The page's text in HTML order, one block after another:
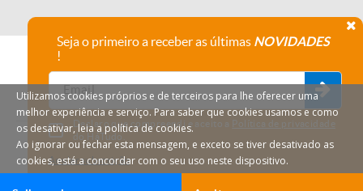
Seja o primeiro a receber as últimas NOVIDADES
!
Declaro que compreendi e aceito a Política de privacidade
do HáTudo.
Anular subscrição
Utilizamos cookies próprios e de terceiros para lhe oferecer uma
melhor experiência e serviço. Para saber que cookies usamos e como
os desativar, leia a política de cookies.
Ao ignorar ou fechar esta mensagem, e exceto se tiver desativado as
cookies, está a concordar com o seu uso neste dispositivo.